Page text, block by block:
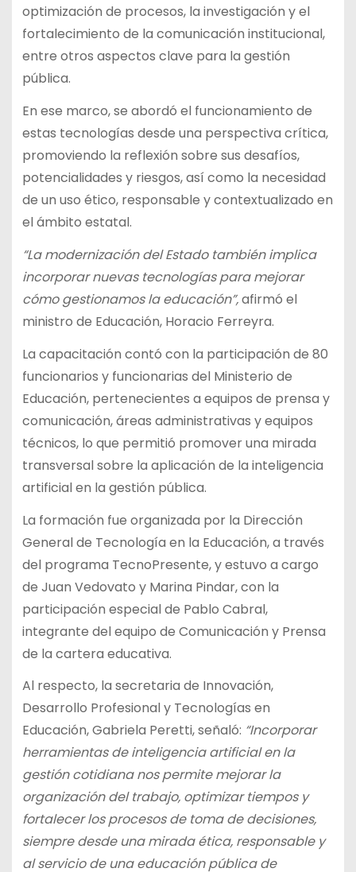
optimización de procesos, la investigación y el
fortalecimiento de la comunicación institucional,
entre otros aspectos clave para la gestión
pública.
En ese marco, se abordó el funcionamiento de
estas tecnologías desde una perspectiva crítica,
promoviendo la reflexión sobre sus desafíos,
potencialidades y riesgos, así como la necesidad
de un uso ético, responsable y contextualizado en
el ámbito estatal.
“La modernización del Estado también implica
incorporar nuevas tecnologías para mejorar
cómo gestionamos la educación”,afirmó el
ministro de Educación, Horacio Ferreyra.
La capacitación contó con la participación de 80
funcionarios y funcionarias del Ministerio de
Educación, pertenecientes a equipos de prensa y
comunicación, áreas administrativas y equipos
técnicos, lo que permitió promover una mirada
transversal sobre la aplicación de la inteligencia
artificial en la gestión pública.
La formación fue organizada por la Dirección
General de Tecnología en la Educación, a través
del programa TecnoPresente, y estuvo a cargo
de Juan Vedovato y Marina Pindar, con la
participación especial de Pablo Cabral,
integrante del equipo de Comunicación y Prensa
de la cartera educativa.
Al respecto, la secretaria de Innovación,
Desarrollo Profesional y Tecnologías en
Educación, Gabriela Peretti, señaló: “Incorporar
herramientas de inteligencia artificial en la
gestión cotidiana nos permite mejorar la
organización del trabajo, optimizar tiempos y
fortalecer los procesos de toma de decisiones,
siempre desde una mirada ética, responsable y
al servicio de una educación pública de